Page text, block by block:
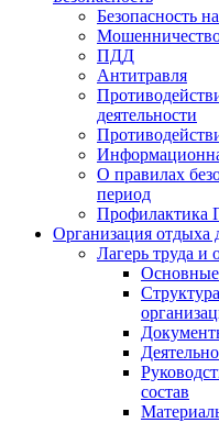
Безопасность
ПДД
Антитравля
деятельности
О правилах
период
Профилактика
Организация отдыха
Лагерь труда и
Основные
состав